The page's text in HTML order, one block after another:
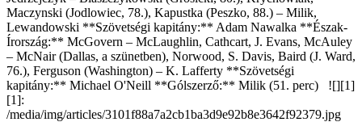
Maczynski (Jodlowiec, 78.), Kapustka (Peszko, 88.) – Milik,
Lewandowski **Szövetségi kapitány:** Adam Nawalka **Észak-
Írország:** McGovern – McLaughlin, Cathcart, J. Evans, McAuley
– McNair (Dallas, a szünetben), Norwood, S. Davis, Baird (J. Ward,
76.), Ferguson (Washington) – K. Lafferty **Szövetségi
kapitány:** Michael O'Neill **Gólszerző:** Milik (51. perc) ![][1]
[1]:
/media/img/articles/3101f88a7a2cb1ba3d9e92b8e3642f92379.jpg